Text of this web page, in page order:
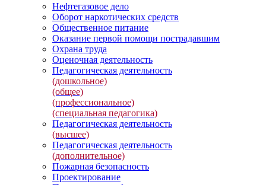
Нефтегазовое дело
Оборот наркотических средств
Общественное питание
Оказание первой помощи пострадавшим
Охрана труда
Оценочная деятельность
Педагогическая деятельность
(дошкольное)
(общее)
(профессиональное)
(специальная педагогика)
Педагогическая деятельность
(высшее)
Педагогическая деятельность
(дополнительное)
Пожарная безопасность
Проектирование